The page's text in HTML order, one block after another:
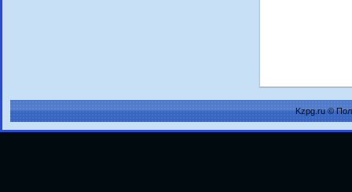
Kzpg.ru ©